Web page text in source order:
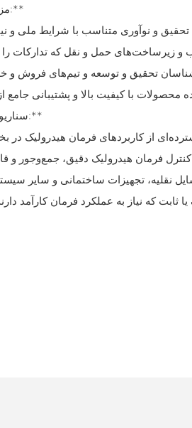
**مزایای محصول:**
تحقیق و نوآوری متناسب با شرایط ملی و
و زیرساخت‌های حمل و نقل که تدارکات
محصولات با کیفیت بالا و پشتیبانی
**سناریوهای کاربردی:**
از کاربردهای فرمان هیدرولیک
فرمان هیدرولیک دقیق، جمع‌وجور و
نقلیه، تجهیزات ساختمانی و سایر